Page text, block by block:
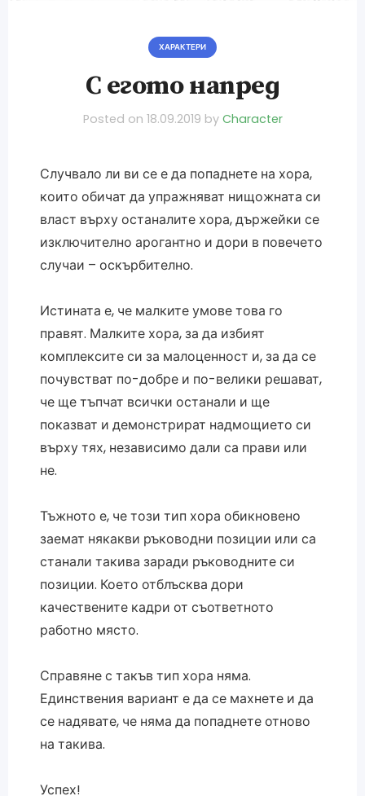
ХАРАКТЕРИ
С егото напред
Posted on 18.09.2019 by Character
Случвало ли ви се е да попаднете на хора,
които обичат да упражняват нищожната си
власт върху останалите хора, държейки се
изключително арогантно и дори в повечето
случаи – оскърбително.
Истината е, че малките умове това го
правят. Малките хора, за да избият
комплексите си за малоценност и, за да се
почувстват по-добре и по-велики решават,
че ще тъпчат всички останали и ще
показват и демонстрират надмощието си
върху тях, независимо дали са прави или
не.
Тъжното е, че този тип хора обикновено
заемат някакви ръководни позиции или са
станали такива заради ръководните си
позиции. Което отблъсква дори
качествените кадри от съответното
работно място.
Справяне с такъв тип хора няма.
Единствения вариант е да се махнете и да
се надявате, че няма да попаднете отново
на такива.
Успех!